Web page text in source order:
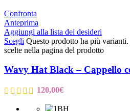
Confronta
Anteprima
Aggiungi alla lista dei desideri
Scegli Questo prodotto ha più
scelte nella pagina del prodotto
Wavy Hat Black – Cappello
120,00€